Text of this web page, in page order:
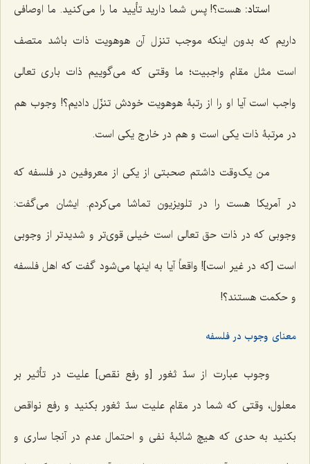
استاد: هست؟! پس شما دارید تأیید ما را می‌کنید. ما اوصافی
داریم که بدون اینکه موجب تنزل آن هوهویت ذات باشد متصف
است مثل مقام واجبیت؛ ما وقتی که می‌گوییم ذات باری تعالی
واجب است آیا او را از رتبۀ هوهویت خودش تنزّل دادیم؟! وجوب هم
در مرتبۀ ذات یکی است و هم در خارج یکی است.
من یک‌وقت داشتم صحبتی از یکی از معروفین در فلسفه که
در آمریکا هست را در تلویزیون تماشا می‌کردم. ایشان می‌گفت:
وجوبی که در ذات حق تعالی است خیلی قوی‌تر و شدیدتر از وجوبی
است [که در غیر است]! واقعاً آیا به اینها می‌شود گفت که اهل فلسفه
و حکمت هستند؟!
معنای وجوب در فلسفه
وجوب عبارت از سدّ ثغور [و رفع نقص] علیت در تأثیر بر
معلول، وقتی که شما در مقام علیت سدّ ثغور بکنید و رفع نواقص
بکنید به حدی که هیچ شائبۀ نفی و احتمال عدم در آنجا ساری و